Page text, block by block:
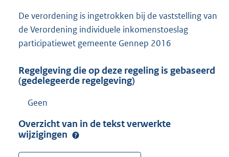
De verordening is ingetrokken bij de vaststelling van
de Verordening individuele inkomenstoeslag
participatiewet gemeente Gennep 2016
Regelgeving die op deze regeling is gebaseerd
(gedelegeerde regelgeving)
Geen
Overzicht van in de tekst verwerkte
wijzigingen